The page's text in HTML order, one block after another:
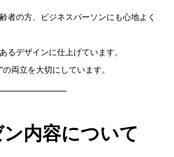
者の方、ビジネスパーソンにも心地よく
るデザインに仕上げています。
の両立を大切にしています。
内容について